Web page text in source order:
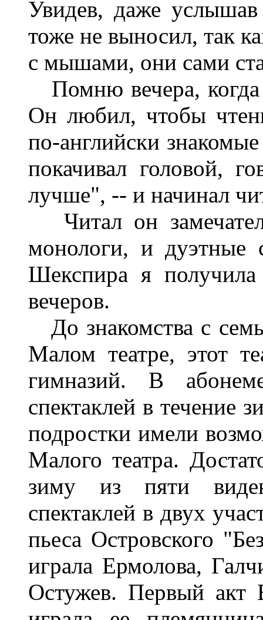
Увидев, даже
тоже не выносил, так
с мышами, они сами
Помню вечера,
Он любил, чтобы
по-английски
покачивал головой,
лучше", -- и начинал
Читал он
монологи, и дуэтные
Шекспира я
вечеров.
До знакомства с
Малом театре, этот
гимназий. В
спектаклей в течение
подростки имели
Малого театра.
зиму из пяти
спектаклей в двух
пьеса Островского
играла Ермолова,
Остужев. Первый акт